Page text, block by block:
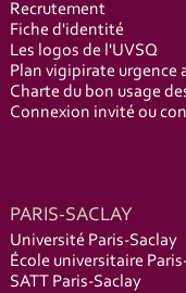
Recrutement
Fiche d'identité
Les logos de l'UVSQ
Plan vigipirate urgence
Charte du bon usage
Connexion invité ou
PARIS-SACLAY
Université Paris-Saclay
École universitaire
SATT Paris-Saclay